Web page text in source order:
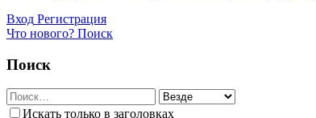
Вход Регистрация
Что нового? Поиск
Поиск
Искать только в заголовках